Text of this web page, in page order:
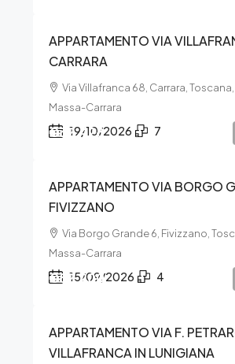
APPARTAMENTO VIA
CARRARA
Via Villafranca 68, Carrara,
Massa-Carrara
19/10/2026 7
€32.428
APPARTAMENTO VIA BORGO
FIVIZZANO
Via Borgo Grande 6, Fivizzano,
Massa-Carrara
15/09/2026 4
€82.200
APPARTAMENTO VIA F.
VILLAFRANCA IN LUNIGIANA